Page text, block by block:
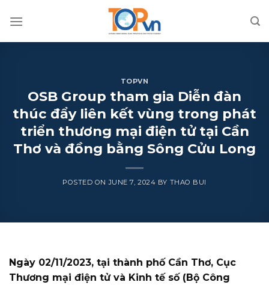
TOPVN
OSB Group tham gia Diễn đàn
thúc đẩy liên kết vùng trong phát
triển thương mại điện tử tại Cần
Thơ và đồng bằng Sông Cửu Long
POSTED ONJUNE 7, 2024 BY THAO BUI
Ngày 02/11/2023, tại thành phố Cần Thơ, Cục
Thương mại điện tử và Kinh tế số (Bộ Công